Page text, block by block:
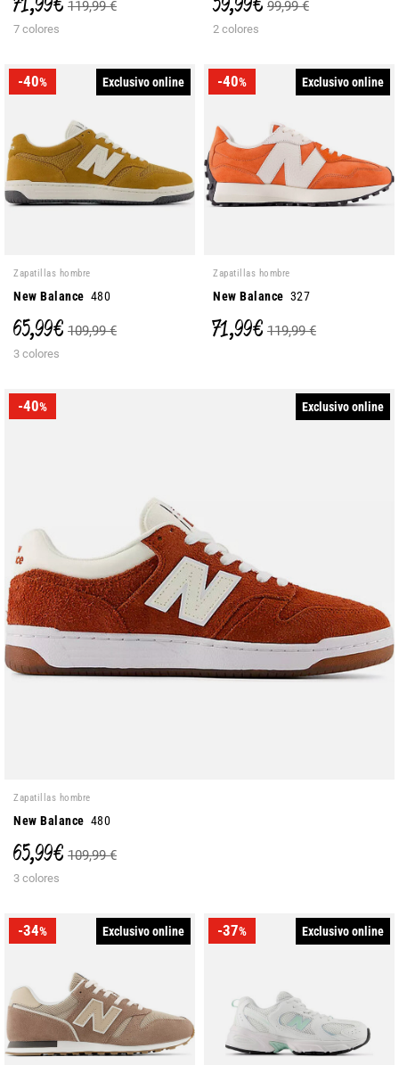
119,99 €
7 colores
99,99 €
2 colores
-40% Exclusivo online
Zapatillas hombre
New Balance 480
65,99 € 109,99 €
3 colores
-40% Exclusivo online
Zapatillas hombre
New Balance 327
71,99 € 119,99 €
-40% Exclusivo online
Zapatillas hombre
New Balance 480
65,99 € 109,99 €
3 colores
-34% Exclusivo online -37% Exclusivo online